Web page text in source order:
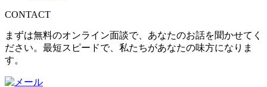
CONTACT
まずは無料のオンライン面談で、あなたのお話を聞かせてく
ださい。最短スピードで、私たちがあなたの味方になりま
す。